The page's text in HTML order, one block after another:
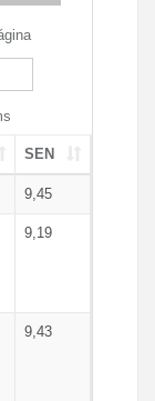
SEN
9,45
9,19
9,43